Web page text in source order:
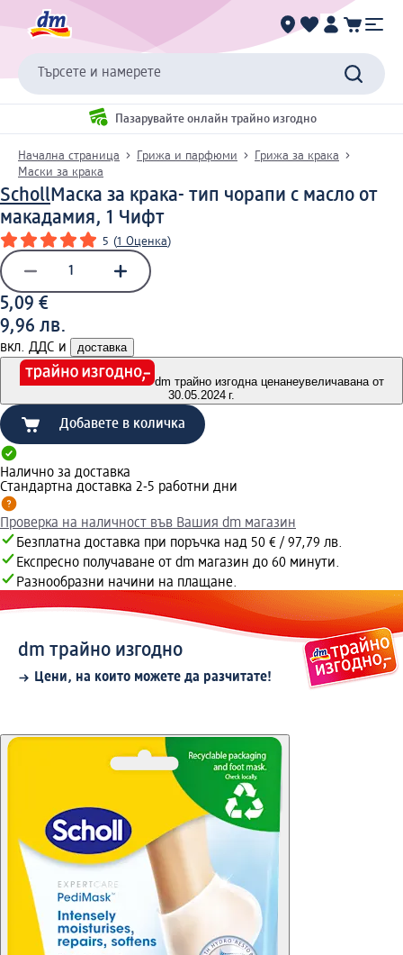
Търсете и намерете
Пазарувайте онлайн трайно изгодно
Начална страница Грижа и парфюми
Грижа за крака
Маски за крака
SchollМаска за крака- тип чорапи с масло от
макадамия, 1 Чифт
5 (1 Оценка)
5,09 €
9,96 лв.
вкл. ДДС и доставка
dm трайно изгодна ценанеувеличавана от
30.05.2024 г.
Добавете в количка
Налично за доставка
Стандартна доставка 2-5 работни дни
Проверка на наличност във Вашия dm магазин
Безплатна доставка при поръчка над 50 € / 97,79 лв.
Експресно получаване от dm магазин до 60 минути.
Разнообразни начини на плащане.
dm трайно изгодно
Цени, на които можете да разчитате!